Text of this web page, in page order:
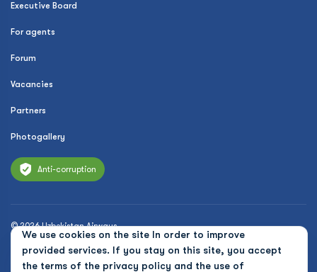
We use cookies on the site In order to improve
provided services. If you stay on this site, you accept
the terms of the privacy policy and the use of
Executive Board
For agents
Forum
Vacancies
Partners
Photogallery
Anti-corruption
© 2026 Uzbekistan Airways
Privacy Policy